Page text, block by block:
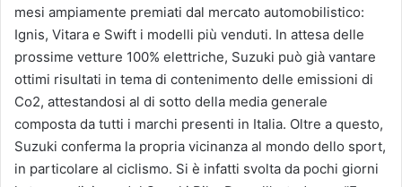
mesi ampiamente premiati dal mercato automobilistico:
Ignis, Vitara e Swift i modelli più venduti. In attesa delle
prossime vetture 100% elettriche, Suzuki può già vantare
ottimi risultati in tema di contenimento delle emissioni di
Co2, attestandosi al di sotto della media generale
composta da tutti i marchi presenti in Italia. Oltre a questo,
Suzuki conferma la propria vicinanza al mondo dello sport,
in particolare al ciclismo. Si è infatti svolta da pochi giorni